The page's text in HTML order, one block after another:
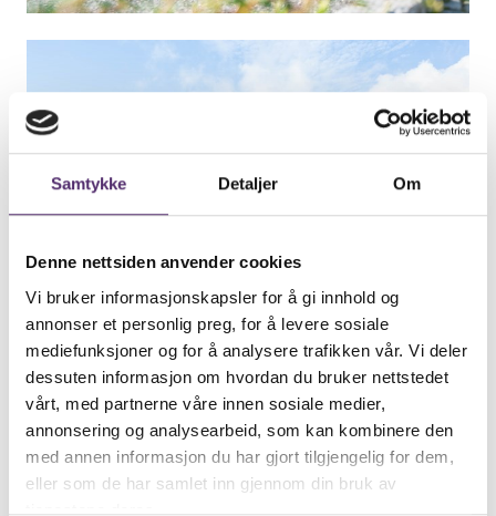
Samtykke Detaljer Om
Denne nettsiden anvender cookies
Vi bruker informasjonskapsler for å gi innhold og
annonser et personlig preg, for å levere sosiale
mediefunksjoner og for å analysere trafikken vår. Vi deler
dessuten informasjon om hvordan du bruker nettstedet
vårt, med partnerne våre innen sosiale medier,
annonsering og analysearbeid, som kan kombinere den
med annen informasjon du har gjort tilgjengelig for dem,
eller som de har samlet inn gjennom din bruk av
tjenestene deres.